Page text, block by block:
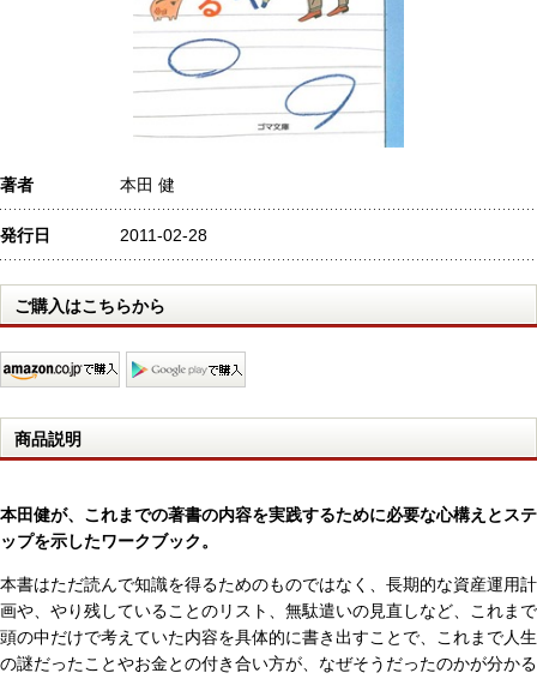
著者 本田 健
発行日 2011-02-28
ご購入はこちらから
商品説明
本田健が、これまでの著書の内容を実践するために必要な心構えとステ
ップを示したワークブック。
本書はただ読んで知識を得るためのものではなく、長期的な資産運用計
画や、やり残していることのリスト、無駄遣いの見直しなど、これまで
頭の中だけで考えていた内容を具体的に書き出すことで、これまで人生
の謎だったことやお金との付き合い方が、なぜそうだったのかが分かる